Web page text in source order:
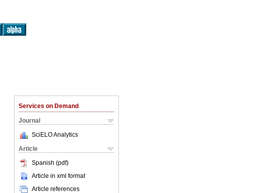
Services on Demand
Journal
SciELO Analytics
Article
Spanish (pdf)
Article in xml format
Article references